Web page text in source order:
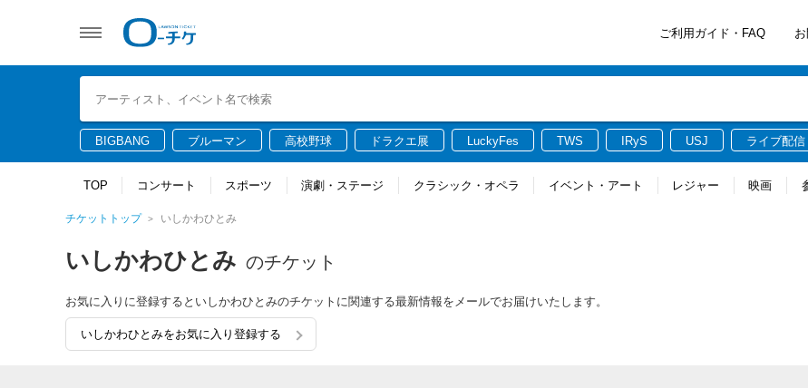
ご利用ガイド・FAQ
BIGBANG ブルーマン 高校野球 ドラクエ展 LuckyFes TWS IRyS USJ ライブ配信
TOP コンサート スポーツ 演劇・ステージ クラシック・オペラ イベント・アート レジャー 映画
チケットトップ いしかわひとみ
いしかわひとみ のチケット
お気に入りに登録するといしかわひとみのチケットに関連する最新情報をメールでお届けいたします。
いしかわひとみをお気に入り登録する